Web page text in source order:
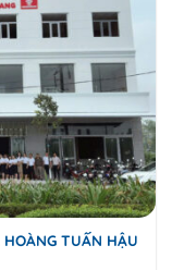
TUẤN HẬU